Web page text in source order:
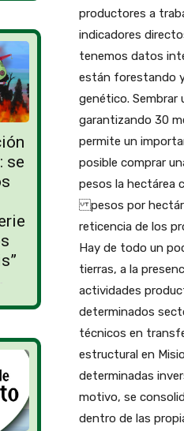
se
-
productores a
indicadores
tenemos datos
están forestando
genético. Sembrar
garantizando 30
permite un
posible comprar
pesos la hectárea
pesos por
reticencia de los
Hay de todo un
tierras, a la
actividades
determinados
técnicos en
estructural en
determinadas
motivo, se
dentro de las